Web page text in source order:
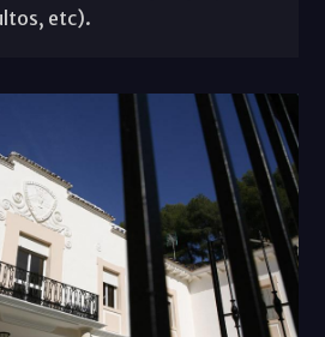
etc).